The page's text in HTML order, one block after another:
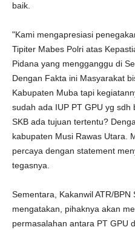
baik.
"Kami mengapresiasi
Tipiter Mabes Polri atas
Pidana yang mengganggu di
Dengan Fakta ini Masyarakat
Kabupaten Muba tapi
sudah ada IUP PT GPU yg
SKB ada tujuan tertentu?
kabupaten Musi Rawas Utara.
percaya dengan statement
tegasnya.
Sementara, Kakanwil ATR/
mengatakan, pihaknya akan
permasalahan antara PT GPU